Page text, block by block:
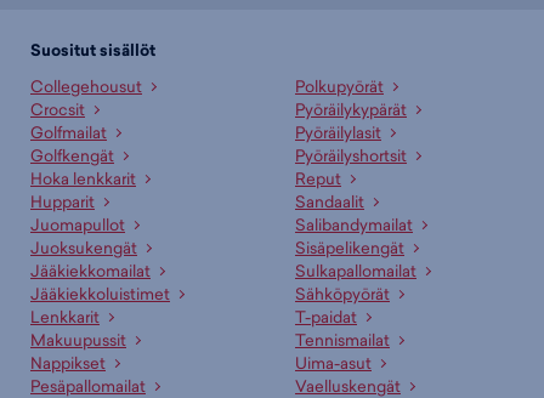
Suositut sisällöt
Collegehousut
Crocsit
Golfmailat
Golfkengät
Hoka lenkkarit
Hupparit
Juomapullot
Juoksukengät
Jääkiekkomailat
Jääkiekkoluistimet
Lenkkarit
Makuupussit
Nappikset
Pesäpallomailat
Polkupyörät
Pyöräilykypärät
Pyöräilylasit
Pyöräilyshortsit
Reput
Sandaalit
Salibandymailat
Sisäpelikengät
Sulkapallomailat
Sähköpyörät
T-paidat
Tennismailat
Uima-asut
Vaelluskengät